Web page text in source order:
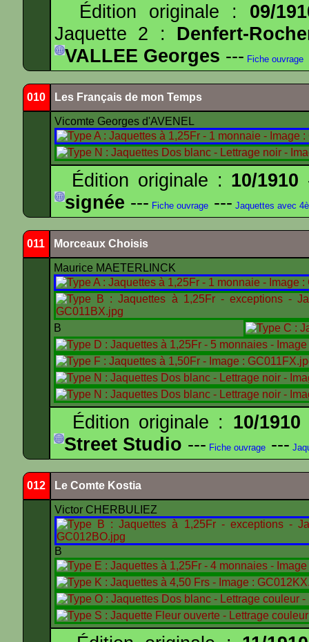
Édition originale : 09/
Jaquette 2 : Denfert-
VALLEE Georges --- Fiche ouvrage
010 Les Français de mon Temps
Vicomte Georges d'AVENEL
Édition originale : 10/1910
signée --- Fiche ouvrage --- Jaquettes avec
011 Morceaux Choisis
Maurice MAETERLINCK
B
Édition originale : 10/1910
Street Studio --- Fiche ouvrage ---
012 Le Comte Kostia
Victor CHERBULIEZ
B